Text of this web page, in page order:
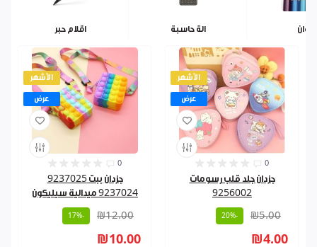
اقلام حبر الة حاسبة الوان
الأشهر
عرض
0
جزدان ببت 9237025
9237024 ميدالية سيليكون
₪12.00
-17%
₪10.00
الأشهر
عرض
0
جزدان جلد قلب رسومات
9256002
₪5.00
-20%
₪4.00